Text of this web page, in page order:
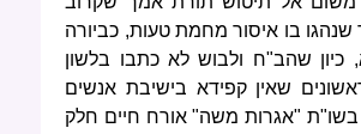
בו איסור מחמת טעות, כביורה
כיון שהב"ח ולבוש לא כתבו בלשון
שאין קפידא בישיבת אנשים
בשו"ת "אגרות משה" אורח חיים חלק